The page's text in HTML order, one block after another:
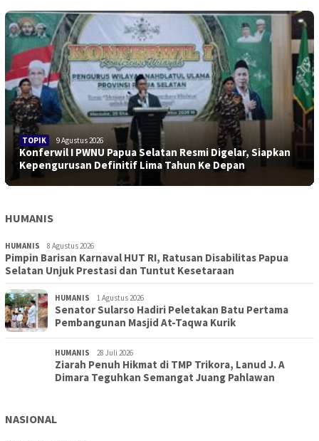
TOPIK 9 Agustus 2026
Konferwil I PWNU Papua Selatan Resmi Digelar, Siapkan
Kepengurusan Definitif Lima Tahun Ke Depan
HUMANIS
HUMANIS 8 Agustus 2026
Pimpin Barisan Karnaval HUT RI, Ratusan Disabilitas Papua
Selatan Unjuk Prestasi dan Tuntut Kesetaraan
HUMANIS 1 Agustus 2026
Senator Sularso Hadiri Peletakan Batu Pertama
Pembangunan Masjid At-Taqwa Kurik
HUMANIS 28 Juli 2026
Ziarah Penuh Hikmat di TMP Trikora, Lanud J. A
Dimara Teguhkan Semangat Juang Pahlawan
NASIONAL